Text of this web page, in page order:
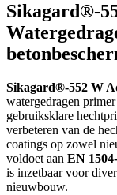
Sikagard®-
Sikagard®-552 W
watergedragen
gebruiksklare
verbeteren van de
coatings op zowel
voldoet aan EN
is inzetbaar voor
nieuwbouw.